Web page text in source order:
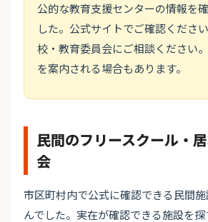
公的な教育支援センターの情報を
した。公式サイトでご確認くださ
校・教育委員会にご相談ください
を案内される場合もあります。
民間のフリースクール・
会
市区町村内で公式に確認できる民間
んでした。実在が確認できる施設を